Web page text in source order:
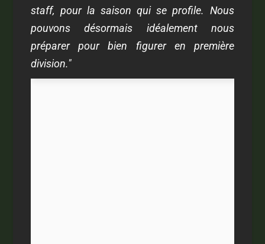
staff, pour la saison qui se profile. Nous
pouvons désormais idéalement nous
préparer pour bien figurer en première
division."